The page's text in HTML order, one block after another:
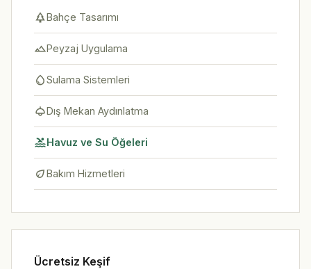
parkBahçe Tasarımı
landscapePeyzaj Uygulama
water_dropSulama Sistemleri
lightDış Mekan Aydınlatma
poolHavuz ve Su Öğeleri
ecoBakım Hizmetleri
Ücretsiz Keşif